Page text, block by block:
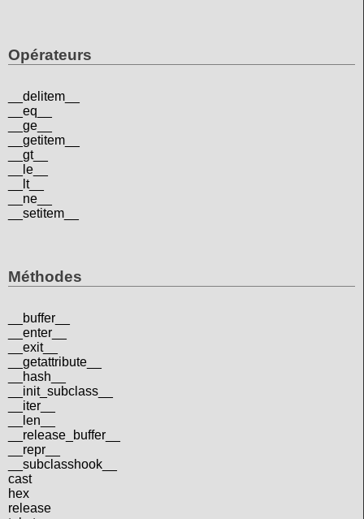
Opérateurs
__delitem__
__eq__
__ge__
__getitem__
__gt__
__le__
__lt__
__ne__
__setitem__
Méthodes
__buffer__
__enter__
__exit__
__getattribute__
__hash__
__init_subclass__
__iter__
__len__
__release_buffer__
__repr__
__subclasshook__
cast
hex
release